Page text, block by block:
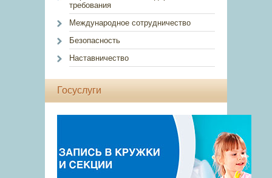
требования
Международное сотрудничество
Безопасность
Наставничество
Госуслуги